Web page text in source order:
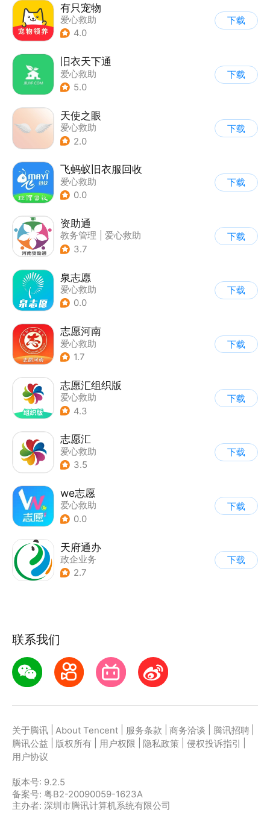
有只宠物
爱心救助
4.0
下载
旧衣天下通
爱心救助
5.0
下载
天使之眼
爱心救助
2.0
下载
飞蚂蚁旧衣服回收
爱心救助
0.0
下载
资助通
教务管理
爱心救助
3.7
下载
泉志愿
爱心救助
0.0
下载
志愿河南
爱心救助
1.7
下载
志愿汇组织版
爱心救助
4.3
下载
志愿汇
爱心救助
3.5
下载
we志愿
爱心救助
0.0
下载
天府通办
政企业务
2.7
下载
联系我们
关于腾讯 About Tencent 服务条款 商务洽谈 腾讯招聘
腾讯公益
版权所有 用户权限 隐私政策 侵权投诉指引
用户协议
版本号: 9.2.5
备案号: 粤B2-20090059-1623A
主办者: 深圳市腾讯计算机系统有限公司